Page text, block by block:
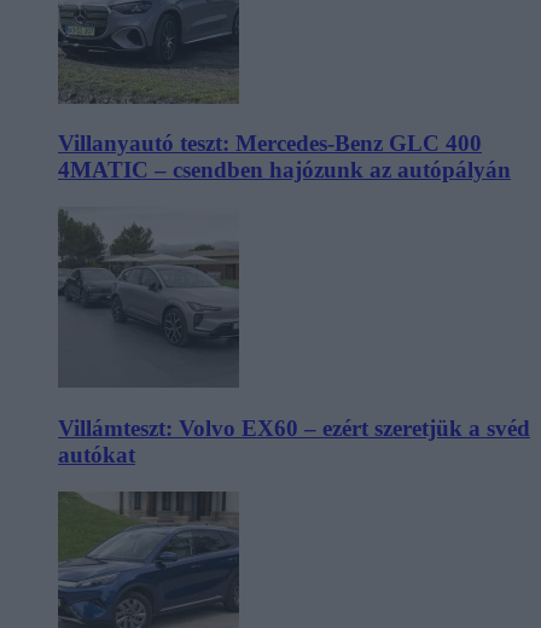
Villanyautó teszt: Mercedes-Benz GLC 400
4MATIC – csendben hajózunk az autópályán
Villámteszt: Volvo EX60 – ezért szeretjük a svéd
autókat